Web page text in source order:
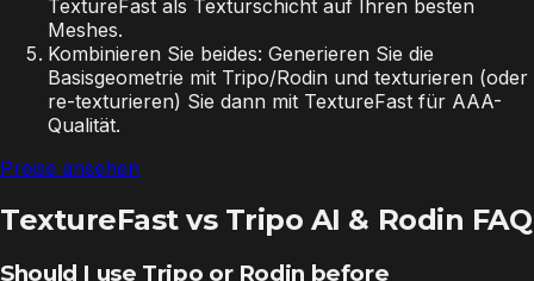
TextureFast als Texturschicht auf Ihren besten
Meshes.
Kombinieren Sie beides: Generieren Sie die
Basisgeometrie mit Tripo/Rodin und texturieren (oder
re-texturieren) Sie dann mit TextureFast für AAA-
Qualität.
Preise ansehen
TextureFast vs Tripo AI & Rodin FAQ
Should I use Tripo or Rodin before